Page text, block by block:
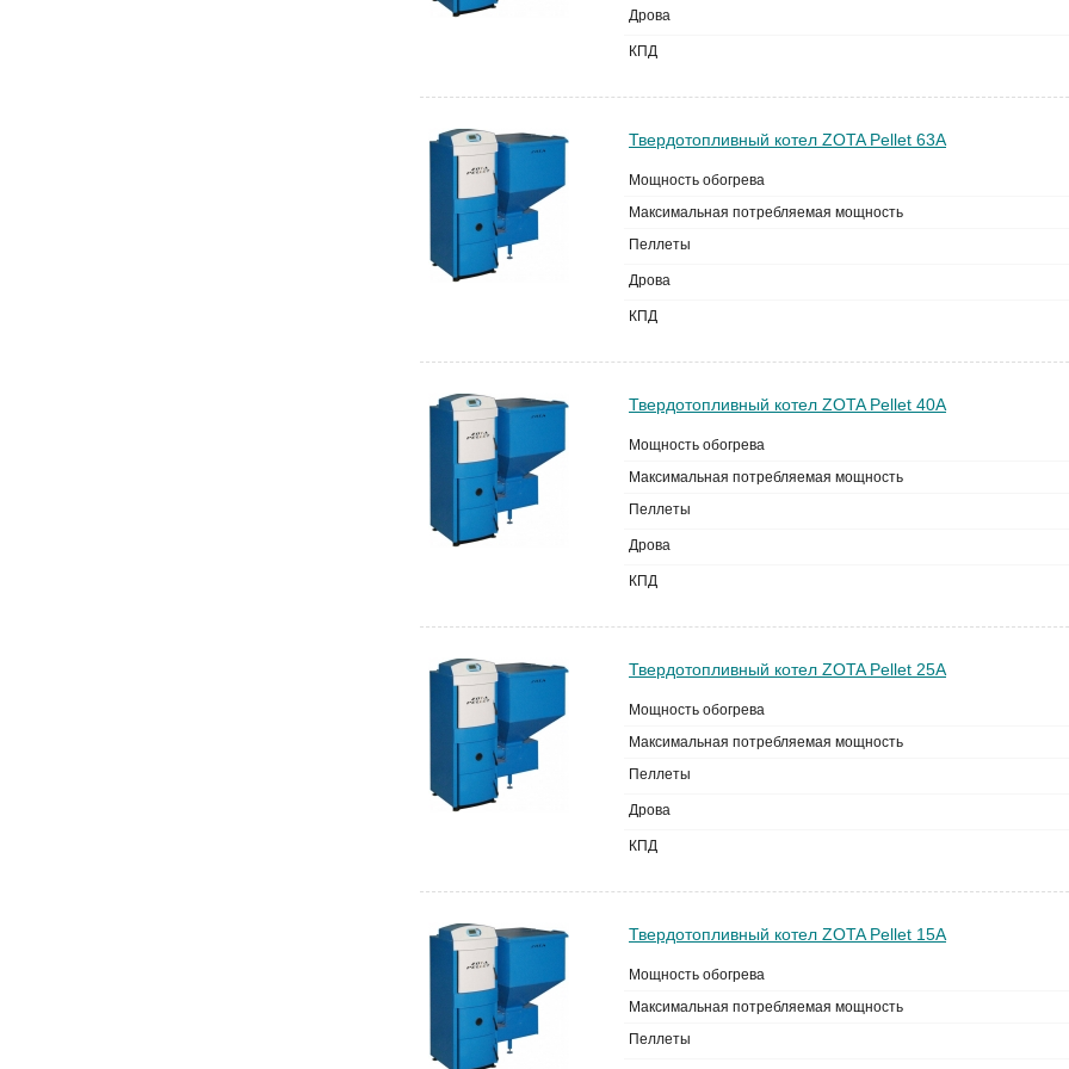
Дрова
КПД
Твердотопливный котел ZOTA Pellet 63A
Мощность обогрева
Максимальная потребляемая мощность
Пеллеты
Дрова
КПД
Твердотопливный котел ZOTA Pellet 40A
Мощность обогрева
Максимальная потребляемая мощность
Пеллеты
Дрова
КПД
Твердотопливный котел ZOTA Pellet 25A
Мощность обогрева
Максимальная потребляемая мощность
Пеллеты
Дрова
КПД
Твердотопливный котел ZOTA Pellet 15A
Мощность обогрева
Максимальная потребляемая мощность
Пеллеты